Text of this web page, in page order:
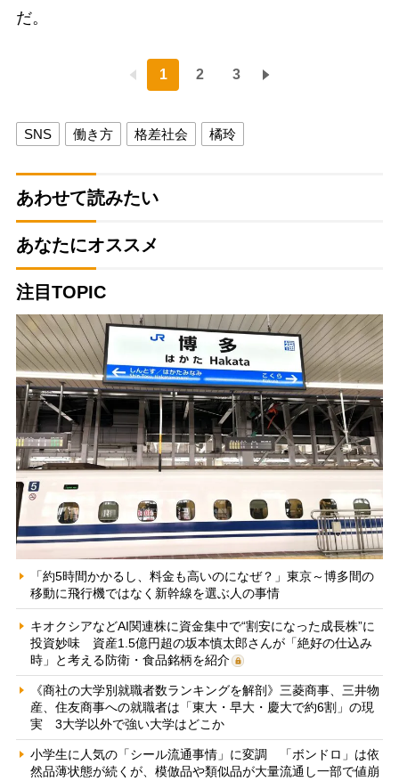
だ。
1 2 3
SNS 働き方 格差社会 橘玲
あわせて読みたい
あなたにオススメ
注目TOPIC
「約5時間かかるし、料金も高いのになぜ？」東京～博多間の
移動に飛行機ではなく新幹線を選ぶ人の事情
キオクシアなどAI関連株に資金集中で“割安になった成長株”に
投資妙味 資産1.5億円超の坂本慎太郎さんが「絶好の仕込み
時」と考える防衛・食品銘柄を紹介
《商社の大学別就職者数ランキングを解剖》三菱商事、三井物
産、住友商事への就職者は「東大・早大・慶大で約6割」の現
実 3大学以外で強い大学はどこか
小学生に人気の「シール流通事情」に変調 「ボンドロ」は依
然品薄状態が続くが、模倣品や類似品が大量流通し一部で値崩